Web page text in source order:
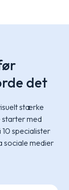
det
stærke
med
specialister
sociale medier